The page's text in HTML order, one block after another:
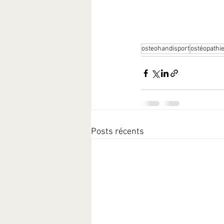
osteohandisportostéopathie
Posts récents